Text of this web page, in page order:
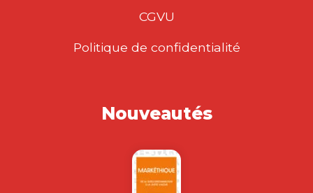
CGVU
Politique de confidentialité
Nouveautés